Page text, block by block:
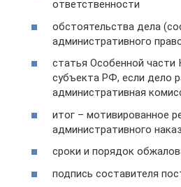
ответственности
обстоятельства дела
административного
статья Особенной
субъекта РФ, если дело
административная
итог – мотивированное
административного
сроки и порядок
подпись составителя